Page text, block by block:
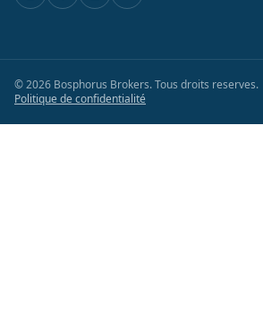
©2026 Bosphorus Brokers.Tous droits reserves.
Politique de confidentialité